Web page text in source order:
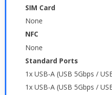
SIM Card
None
NFC
None
Standard Ports
1x USB-A (USB 5Gbps /
1x USB-A (USB 5Gbps /